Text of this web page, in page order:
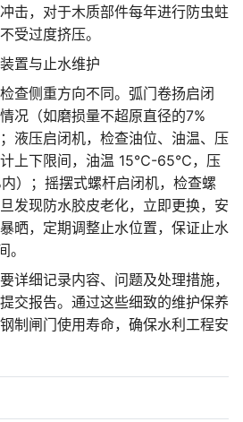
击，对于木质部件每年进行防虫蛀
受过度挤压。
置与止水维护
查侧重方向不同。弧门卷扬启闭
况（如磨损量不超原直径的7%
液压启闭机，检查油位、油温、压
计上下限间，油温 15℃-65℃，压
）；摇摆式螺杆启闭机，检查螺
发现防水胶皮老化，立即更换，安
晒，定期调整止水位置，保证止水
详细记录内容、问题及处理措施，
交报告。通过这些细致的维护保养
制闸门使用寿命，确保水利工程安